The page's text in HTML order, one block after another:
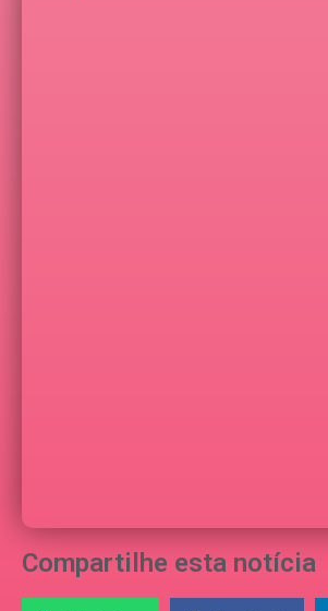
Compartilhe esta notícia